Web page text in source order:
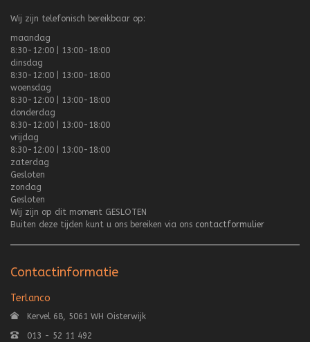
Wij zijn telefonisch bereikbaar op:
maandag
8:30-12:00 | 13:00-18:00
dinsdag
8:30-12:00 | 13:00-18:00
woensdag
8:30-12:00 | 13:00-18:00
donderdag
8:30-12:00 | 13:00-18:00
vrijdag
8:30-12:00 | 13:00-18:00
zaterdag
Gesloten
zondag
Gesloten
Wij zijn op dit moment GESLOTEN
Buiten deze tijden kunt u ons bereiken via ons contactformulier
Contactinformatie
Terlanco
Kervel 68, 5061 WH Oisterwijk
013 - 52 11 492